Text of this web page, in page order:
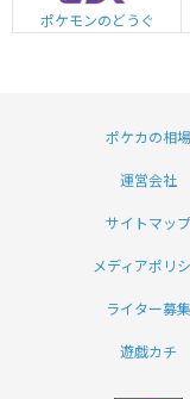
ポケモンのどうぐ
ポケカの相場
運営会社
サイトマップ
メディアポリ
ライター募集
遊戯カチ